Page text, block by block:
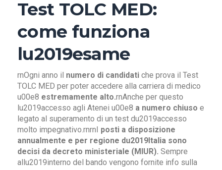
Test TOLC MED:
come funziona
lu2019esame
rnOgni anno il numero di candidati che prova il Test
TOLC MED per poter accedere alla carriera di medico
u00e8 estremamente alto.rnAnche per questo
lu2019accesso agli Atenei u00e8 a numero chiuso e
legato al superamento di un test du2019accesso
molto impegnativo.rnrnI posti a disposizione
annualmente e per regione du2019Italia sono
decisi da decreto ministeriale (MIUR). Sempre
allu2019interno del bando vengono fornite info sulla